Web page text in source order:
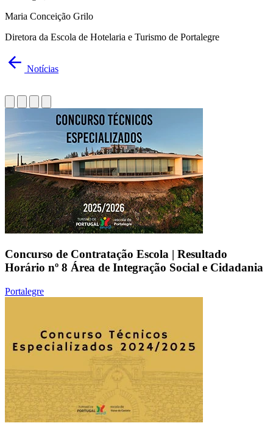
Maria Conceição Grilo
Diretora da Escola de Hotelaria e Turismo de Portalegre
Notícias
Concurso de Contratação Escola | Resultado
Horário nº 8 Área de Integração Social e Cidadania
Portalegre